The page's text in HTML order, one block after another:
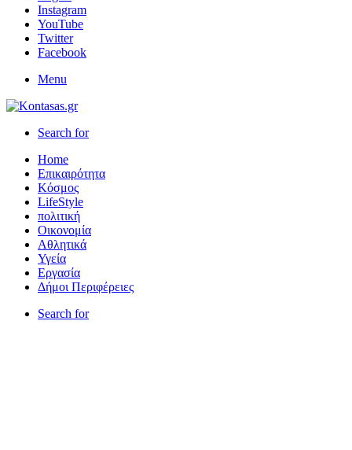
Instagram
YouTube
Twitter
Facebook
Menu
Search for
Home
Επικαιρότητα
Κόσμος
LifeStyle
πολιτική
Οικονομία
Αθλητικά
Υγεία
Εργασία
Δήμοι Περιφέρειες
Search for